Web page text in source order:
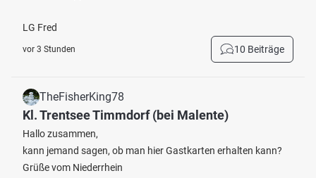
LG Fred
vor 3 Stunden 10 Beiträge
TheFisherKing78
Kl. Trentsee Timmdorf (bei Malente)
Hallo zusammen,
kann jemand sagen, ob man hier Gastkarten erhalten kann?
Grüße vom Niederrhein